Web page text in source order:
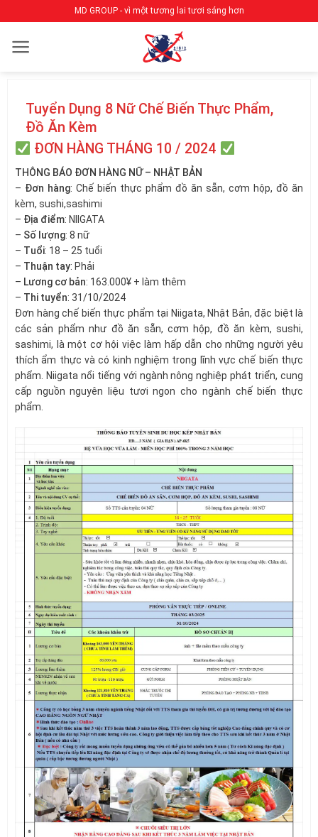
qua
nội
MD GROUP - vì một tương lai tươi sáng hơn
Tuyển Dụng 8 Nữ Chế Biến Thực Phẩm,
Đồ Ăn Kèm
ĐƠN HÀNG THÁNG 10 / 2024
THÔNG BÁO ĐƠN HÀNG NỮ – NHẬT BẢN
– Đơn hàng: Chế biến thực phẩm đồ ăn sẵn, cơm hộp, đồ ăn
kèm, sushi,sashimi
– Địa điểm: NIIGATA
– Số lượng: 8 nữ
– Tuổi: 18 – 25 tuổi
– Thuận tay: Phải
– Lương cơ bản: 163.000¥ + làm thêm
– Thi tuyển: 31/10/2024
Đơn hàng chế biến thực phẩm tại Niigata, Nhật Bản, đặc biệt là
các sản phẩm như đồ ăn sẵn, cơm hộp, đồ ăn kèm, sushi,
sashimi, là một cơ hội việc làm hấp dẫn cho những người yêu
thích ẩm thực và có kinh nghiệm trong lĩnh vực chế biến thực
phẩm. Niigata nổi tiếng với ngành nông nghiệp phát triển, cung
cấp nguồn nguyên liệu tươi ngon cho ngành chế biến thực
phẩm.